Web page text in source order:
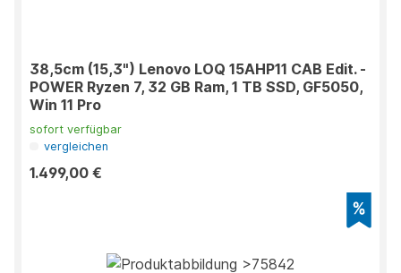
38,5cm (15,3") Lenovo LOQ 15AHP11 CAB Edit. -
POWER Ryzen 7, 32 GB Ram, 1 TB SSD, GF5050,
Win 11 Pro
sofort verfügbar
vergleichen
1.499,00 €